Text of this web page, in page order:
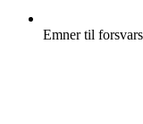
Emner til